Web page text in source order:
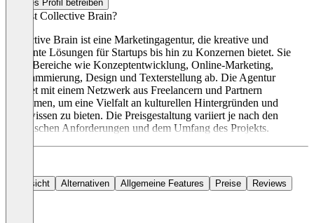
Dieses Profil betreiben
Was ist Collective Brain?
Collective Brain ist eine Marketingagentur, die kreative und
effiziente Lösungen für Startups bis hin zu Konzernen bietet. Sie
deckt Bereiche wie Konzeptentwicklung, Online-Marketing,
Programmierung, Design und Texterstellung ab. Die Agentur
arbeitet mit einem Netzwerk aus Freelancern und Partnern
zusammen, um eine Vielfalt an kulturellen Hintergründen und
Fachwissen zu bieten. Die Preisgestaltung variiert je nach den
spezifischen Anforderungen und dem Umfang des Projekts.
Übersicht Alternativen Allgemeine Features Preise Reviews